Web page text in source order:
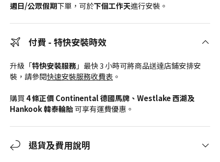
週日/公眾假期下單，可於下個工作天進行安裝。
付費 - 特快安裝時效
升級「特快安裝服務」最快 3 小時可將商品送達店鋪安排安
裝，請參閱快速安裝服務收費表 。
購買 4 條正價 Continental 德國馬牌、Westlake 西湖及
Hankook 韓泰輪胎可享有運費優惠。
退貨及費用說明